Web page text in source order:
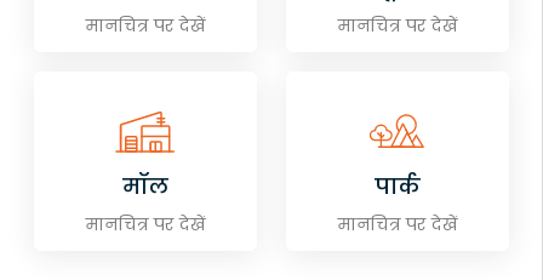
मानचित्र पर देखें मानचित्र पर देखें
मॉल
मानचित्र पर देखें
पार्क
मानचित्र पर देखें